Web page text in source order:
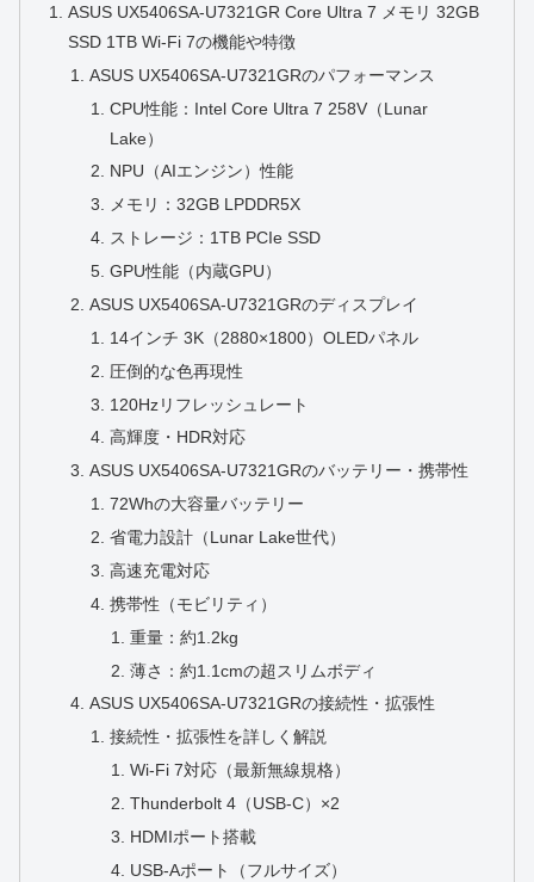
ASUS UX5406SA-U7321GR Core Ultra 7 メモリ 32GB
SSD 1TB Wi-Fi 7の機能や特徴
ASUS UX5406SA-U7321GRのパフォーマンス
CPU性能：Intel Core Ultra 7 258V（Lunar
Lake）
NPU（AIエンジン）性能
メモリ：32GB LPDDR5X
ストレージ：1TB PCIe SSD
GPU性能（内蔵GPU）
ASUS UX5406SA-U7321GRのディスプレイ
14インチ 3K（2880×1800）OLEDパネル
圧倒的な色再現性
120Hzリフレッシュレート
高輝度・HDR対応
ASUS UX5406SA-U7321GRのバッテリー・携帯性
72Whの大容量バッテリー
省電力設計（Lunar Lake世代）
高速充電対応
携帯性（モビリティ）
重量：約1.2kg
薄さ：約1.1cmの超スリムボディ
ASUS UX5406SA-U7321GRの接続性・拡張性
接続性・拡張性を詳しく解説
Wi‑Fi 7対応（最新無線規格）
Thunderbolt 4（USB‑C）×2
HDMIポート搭載
USB‑Aポート（フルサイズ）